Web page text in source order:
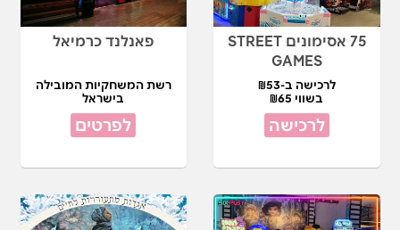
75 אסימונים STREET
GAMES
לרכישה ב-₪53
בשווי ₪65
לרכישה
פאנלנד כרמיאל
רשת המשחקיות המובילה
בישראל
לפרטים